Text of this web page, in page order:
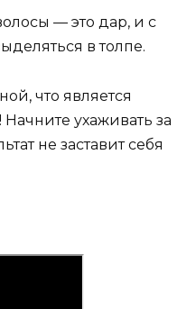
— это дар, и с
в толпе.
что является
ухаживать за
не заставит себя